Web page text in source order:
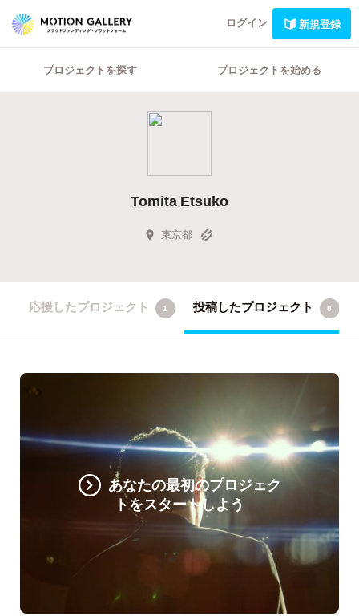
ログイン 新規登録
プロジェクトを探す プロジェクトを始める
Tomita Etsuko
東京都
応援したプロジェクト 1 投稿したプロジェクト 0
あなたの最初のプロジェク
トをスタートしよう